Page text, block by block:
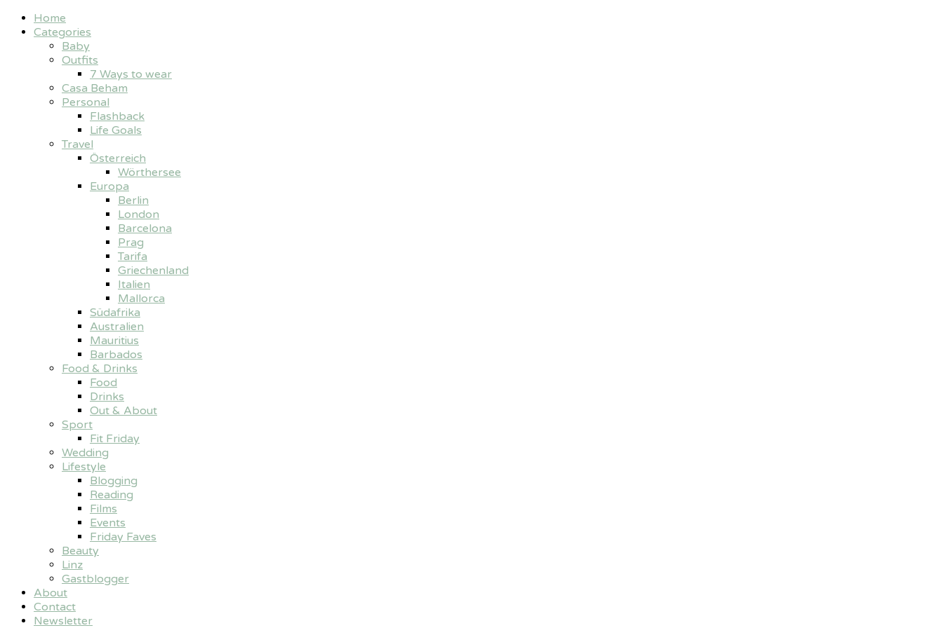
Home
Categories
Baby
Outfits
7 Ways to wear
Casa Beham
Personal
Flashback
Life Goals
Travel
Österreich
Wörthersee
Europa
Berlin
London
Barcelona
Prag
Tarifa
Griechenland
Italien
Mallorca
Südafrika
Australien
Mauritius
Barbados
Food & Drinks
Food
Drinks
Out & About
Sport
Fit Friday
Wedding
Lifestyle
Blogging
Reading
Films
Events
Friday Faves
Beauty
Linz
Gastblogger
About
Contact
Newsletter